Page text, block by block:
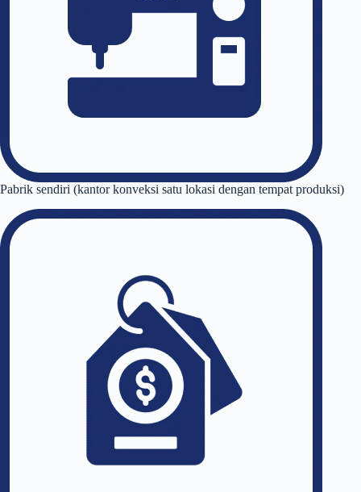
Pabrik sendiri (kantor konveksi satu lokasi dengan tempat produksi)